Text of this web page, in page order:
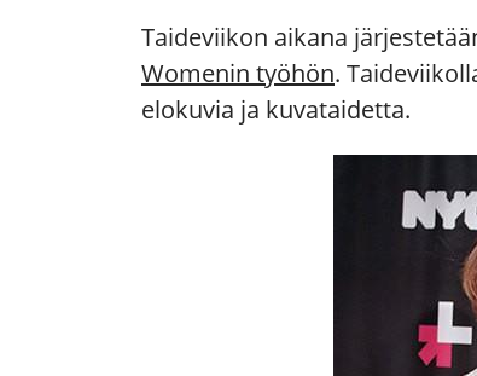
Taideviikon aikana
Womenin työhön.
elokuvia ja kuvataidetta.